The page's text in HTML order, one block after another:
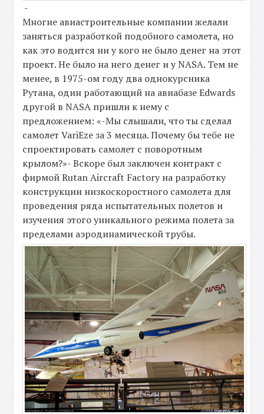
-
Многие авиастроительные компании желали
заняться разработкой подобного самолета, но
как это водится ни у кого не было денег на этот
проект. Не было на него денег и у NASA. Тем не
менее, в 1975-ом году два однокурсника
Рутана, один работающий на авиабазе Edwards
другой в NASA пришли к нему с
предложением: «-Мы слышали, что ты сделал
самолет VariEze за 3 месяца. Почему бы тебе не
спроектировать самолет с поворотным
крылом?»- Вскоре был заключен контракт с
фирмой Rutan Aircraft Factory на разработку
конструкции низкоскоростного самолета для
проведения ряда испытательных полетов и
изучения этого уникального режима полета за
пределами аэродинамической трубы.